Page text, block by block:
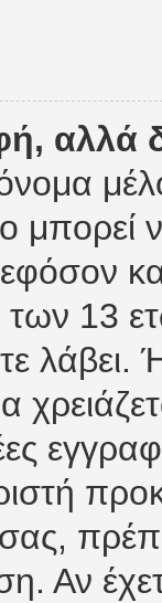
μπορεί
των 13
λάβει.
Αν